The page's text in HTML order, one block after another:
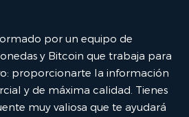
por un equipo de
y Bitcoin que trabaja para
proporcionarte la información
y de máxima calidad. Tienes
muy valiosa que te ayudará